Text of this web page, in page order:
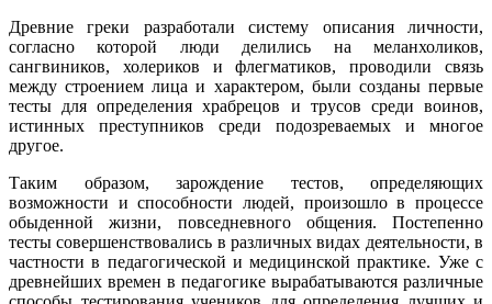
Древние греки разработали систему описания личности,
согласно которой люди делились на меланхоликов,
сангвиников, холериков и флегматиков, проводили связь
между строением лица и характером, были созданы первые
тесты для определения храбрецов и трусов среди воинов,
истинных преступников среди подозреваемых и многое
другое.
Таким образом, зарождение тестов, определяющих
возможности и способности людей, произошло в процессе
обыденной жизни, повседневного общения. Постепенно
тесты совершенствовались в различных видах деятельности, в
частности в педагогической и медицинской практике. Уже с
древнейших времен в педагогике вырабатываются различные